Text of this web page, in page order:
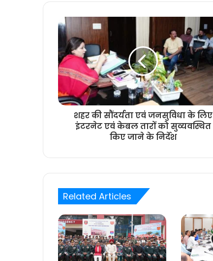
शहर की सौंदर्यता एवं जनसुविधा के लिए
इंटरनेट एवं केबल तारों को सुव्यवस्थित
किए जाने के निर्देश
Related Articles